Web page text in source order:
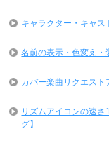
キャラクター・キャス
名前の表示・色変え・
カバー楽曲リクエスト
リズムアイコンの速
グ】